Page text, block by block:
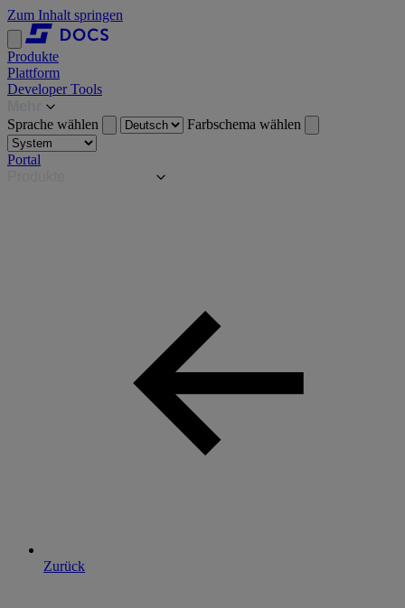
Zum Inhalt springen
Produkte
Plattform
Developer Tools
Sprache wählen
Farbschema wählen
Portal
Zurück